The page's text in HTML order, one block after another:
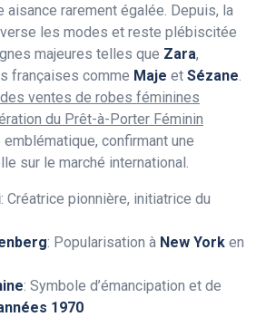
aisance rarement égalée. Depuis, la
les modes et reste plébiscitée
majeures telles que Zara,
françaises comme Maje et Sézane
ventes de robes féminines
du Prêt-à-Porter Féminin
confirmant une
sur le marché international.
: Créatrice pionnière, initiatrice du
: Popularisation à New York en
: Symbole d’émancipation et de
1970